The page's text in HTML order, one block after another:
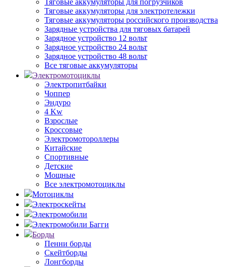
Тяговые аккумуляторы для погрузчиков
Тяговые аккумуляторы для электротележки
Тяговые аккумуляторы российского производства
Зарядные устройства для тяговых батарей
Зарядное устройство 12 вольт
Зарядное устройство 24 вольт
Зарядное устройство 48 вольт
Все тяговые аккумуляторы
Электромотоциклы
Электропитбайки
Чоппер
Эндуро
4 Kw
Взрослые
Кроссовые
Электромотороллеры
Китайские
Спортивные
Детские
Мощные
Все электромотоциклы
Мотоциклы
Электроскейты
Электромобили
Электромобили Багги
Борды
Пенни борды
Скейтборды
Лонгборды